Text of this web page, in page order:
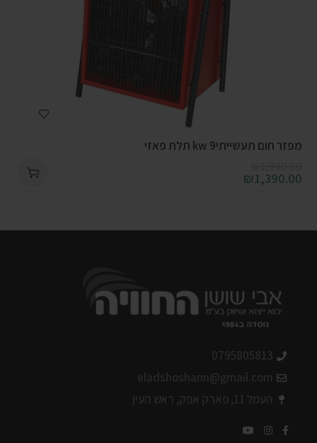
מפזר חום תעשייתי9 kw תלת פאזי
₪1,390.00
0795805813
eladshoshann@gmail.com
העמל 11, פארק אפק, ראש העין